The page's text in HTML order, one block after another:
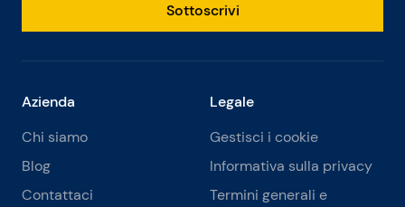
Sottoscrivi
Azienda
Chi siamo
Blog
Contattaci
Legale
Gestisci i cookie
Informativa sulla privacy
Termini generali e